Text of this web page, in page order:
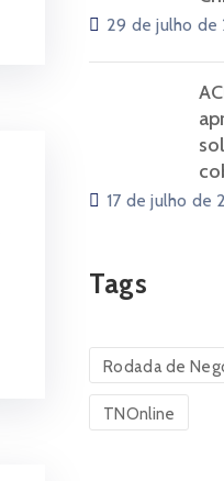
29 de julho de
17 de julho de
Tags
Rodada de
TNOnline